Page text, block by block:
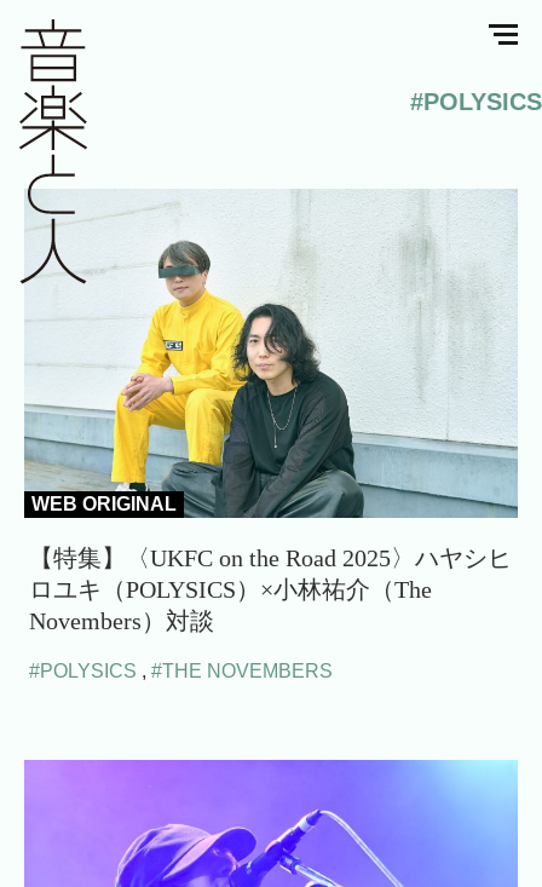
#POLYSICS
WEB ORIGINAL
【特集】〈UKFC on the Road 2025〉ハヤシヒ
ロユキ（POLYSICS）×小林祐介（The
Novembers）対談
#POLYSICS , #THE NOVEMBERS